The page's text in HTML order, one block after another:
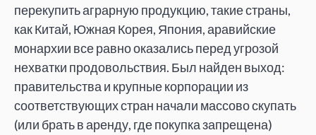
перекупить аграрную продукцию, такие страны,
как Китай, Южная Корея, Япония, аравийские
монархии все равно оказались перед угрозой
нехватки продовольствия. Был найден выход:
правительства и крупные корпорации из
соответствующих стран начали массово скупать
(или брать в аренду, где покупка запрещена)